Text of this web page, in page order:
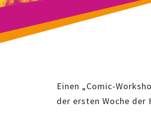
Einen „Comic-
der ersten Woche